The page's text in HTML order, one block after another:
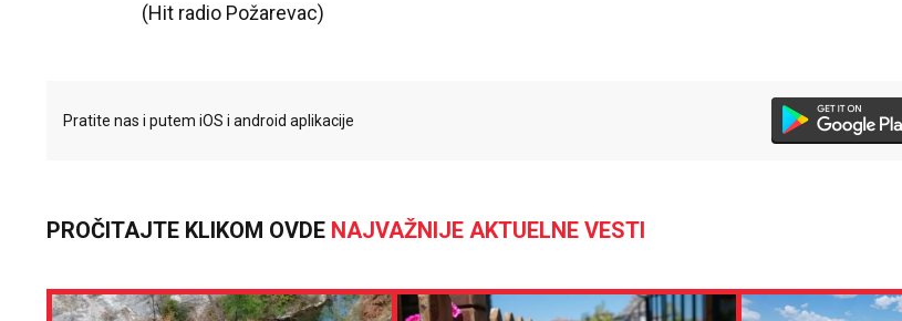
(Hit radio Požarevac)
Pratite nas i putem iOS i android aplikacije
PROČITAJTE KLIKOM OVDE NAJVAŽNIJE AKTUELNE VESTI